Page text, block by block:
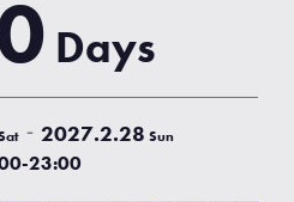
Days
‐ 2027.2.28 Sun
23:00